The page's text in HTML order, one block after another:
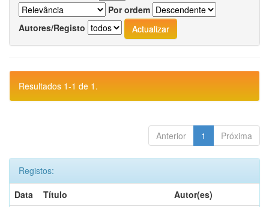
Por ordem
Autores/Registo
Resultados 1-1 de 1.
Anterior 1 Próxima
Registos:
Data
Título
Autor(es)